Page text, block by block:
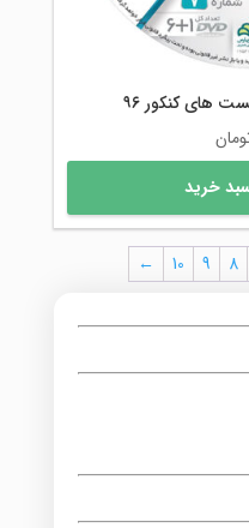
های کنکور ۹۶
خرید
8
9
10
←